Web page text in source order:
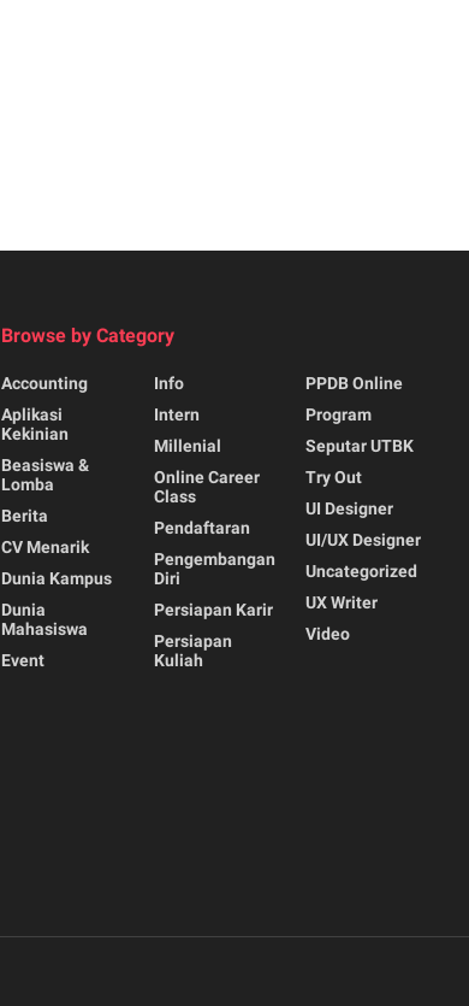
Browse by Category
Accounting
Aplikasi
Kekinian
Beasiswa &
Lomba
Berita
CV Menarik
Dunia Kampus
Dunia
Mahasiswa
Event
Info
Intern
Millenial
Online Career
Class
Pendaftaran
Pengembangan
Diri
Persiapan Karir
Persiapan
Kuliah
PPDB Online
Program
Seputar UTBK
Try Out
UI Designer
UI/UX Designer
Uncategorized
UX Writer
Video